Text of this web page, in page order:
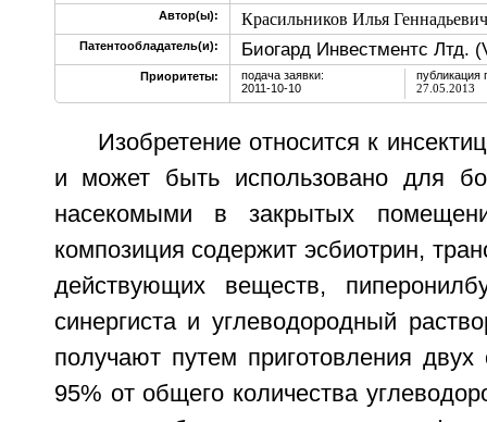
Автор(ы): Красильников Илья
Патентообладатель(и): Биогард Инвестментс Лтд.
Приоритеты:
подача заявки:
2011-10-10
публикация
27.05.2013
Изобретение относится к
и может быть использовано для
насекомыми в закрытых
композиция содержит эсбиотрин,
действующих веществ,
синергиста и углеводородный
получают путем приготовления
95% от общего количества